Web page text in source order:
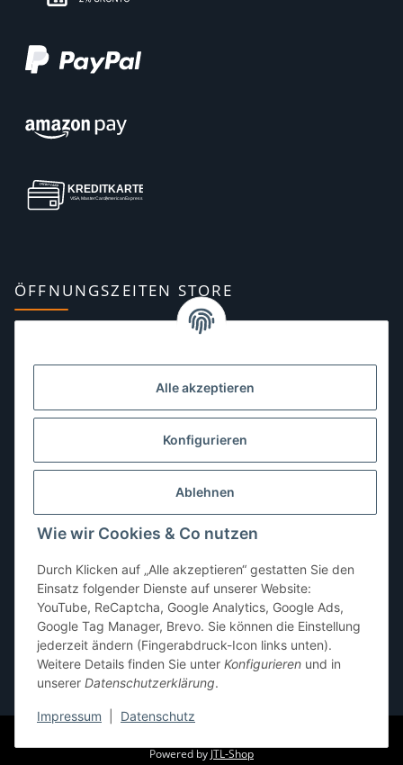
Alle akzeptieren
Konfigurieren
Ablehnen
Wie wir Cookies & Co nutzen
Durch Klicken auf „Alle akzeptieren“ gestatten Sie den
Einsatz folgender Dienste auf unserer Website:
YouTube, ReCaptcha, Google Analytics, Google Ads,
Google Tag Manager, Brevo. Sie können die Einstellung
jederzeit ändern (Fingerabdruck-Icon links unten).
Weitere Details finden Sie unter Konfigurieren und in
unserer Datenschutzerklärung.
Impressum Datenschutz
ÖFFNUNGSZEITEN STORE
10:00–13:00, 14:00–18:00 Uhr
Dienstag:10:00–13:00, 14:00–16:00 Uhr
10:00–13:00 Uhr
Freitag:10:00–13:00, 14:00–18:00 Uhr
Sonntag: geschlossen
* Alle Preise inkl. gesetzlicher USt., zzgl. Versand
Powered by JTL-Shop